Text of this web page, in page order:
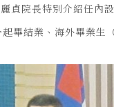
貞院長特別介紹任內
畢結業、海外畢業